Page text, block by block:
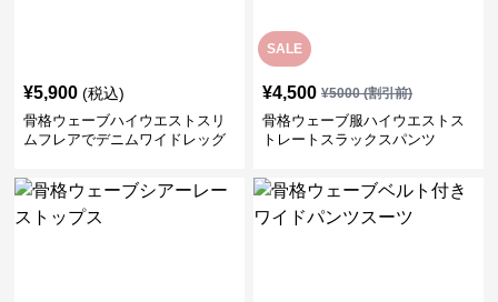
¥5,900 (税込)
骨格ウェーブハイウエストスリ
ムフレアでデニムワイドレッグ
SALE
¥4,500 ¥5000(割引前)
骨格ウェーブ服ハイウエストス
トレートスラックスパンツ